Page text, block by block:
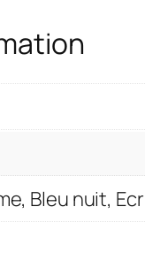
Bleu nuit,